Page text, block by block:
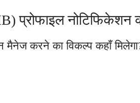
प्रोफाइल
करने का विकल्प कहाँ